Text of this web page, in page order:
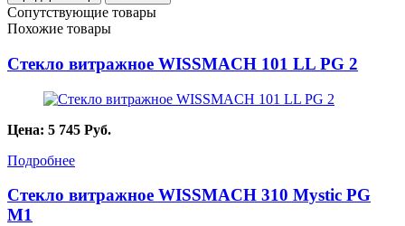
Сопутствующие товары
Похожие товары
Стекло витражное WISSMACH 101 LL PG 2
Цена: 5 745 Руб.
Подробнее
Стекло витражное WISSMACH 310 Mystic PG
M1